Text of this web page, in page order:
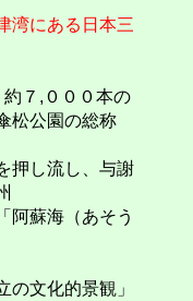
湾にある日本三
７,０００本の
松公園の総称
押し流し、与謝
阿蘇海（あそう
の文化的景観」